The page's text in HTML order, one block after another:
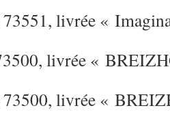
livrée «
livrée «
livrée «